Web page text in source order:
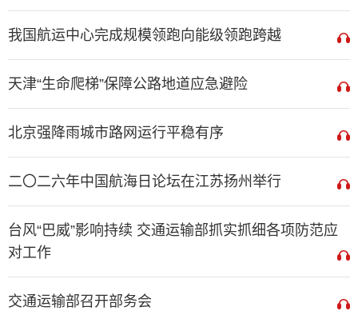
我国航运中心完成规模领跑向能级领跑跨越
天津“生命爬梯”保障公路地道应急避险
北京强降雨城市路网运行平稳有序
二〇二六年中国航海日论坛在江苏扬州举行
台风“巴威”影响持续 交通运输部抓实抓细各项防范应
对工作
交通运输部召开部务会